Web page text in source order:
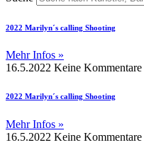
2022 Marilyn´s calling Shooting
Mehr Infos »
16.5.2022 Keine Kommentare
2022 Marilyn´s calling Shooting
Mehr Infos »
16.5.2022 Keine Kommentare